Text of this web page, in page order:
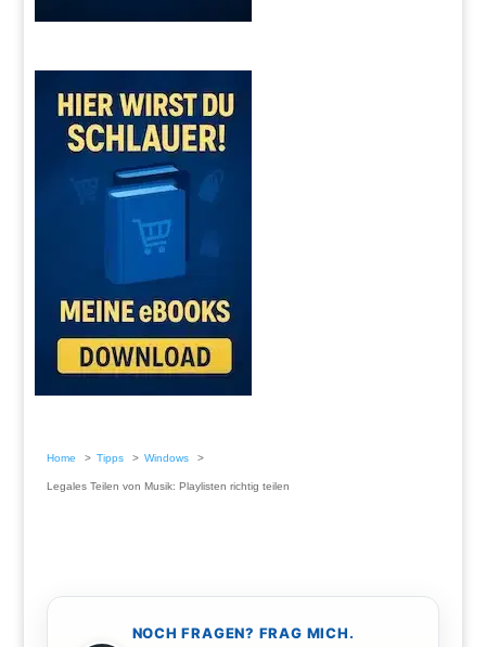
Home Tipps Windows
Legales Teilen von Musik: Playlisten richtig teilen
NOCH FRAGEN? FRAG MICH.